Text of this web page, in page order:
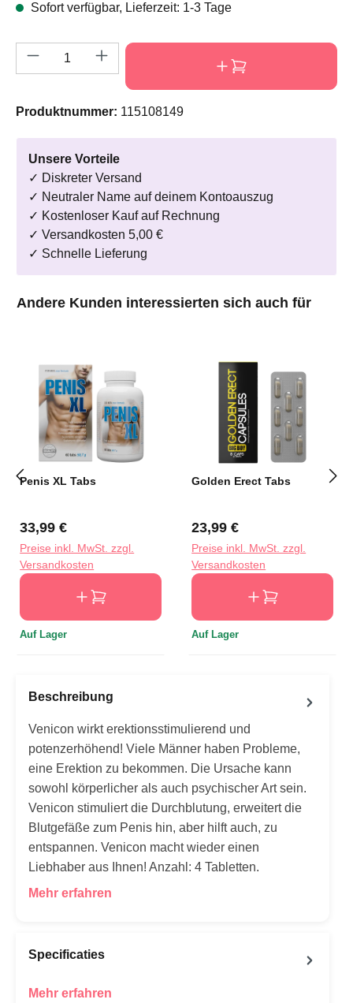
Sofort verfügbar, Lieferzeit: 1-3 Tage
Produkt Anzahl: Gib den gewünschten
Produktnummer: 115108149
Unsere Vorteile
✓ Diskreter Versand
✓ Neutraler Name auf deinem Kontoauszug
✓ Kostenloser Kauf auf Rechnung
✓ Versandkosten 5,00 €
✓ Schnelle Lieferung
Produktgalerie überspringen
Andere Kunden interessierten sich auch für
Penis XL Tabs
Regulärer Preis:
33,99 €
Preise inkl. MwSt. zzgl.
Versandkosten
Auf Lager
Golden Erect Tabs
Regulärer Preis:
23,99 €
Preise inkl. MwSt. zzgl.
Versandkosten
Auf Lager
Beschreibung
Venicon wirkt erektionsstimulierend und
potenzerhöhend! Viele Männer haben Probleme,
eine Erektion zu bekommen. Die Ursache kann
sowohl körperlicher als auch psychischer Art sein.
Venicon stimuliert die Durchblutung, erweitert die
Blutgefäße zum Penis hin, aber hilft auch, zu
entspannen. Venicon macht wieder einen
Liebhaber aus Ihnen! Anzahl: 4 Tabletten.
Mehr erfahren
Specificaties
Mehr erfahren